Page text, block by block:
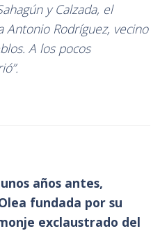
y Calzada, el
Rodríguez, vecino
A los pocos
años antes,
fundada por su
exclaustrado del